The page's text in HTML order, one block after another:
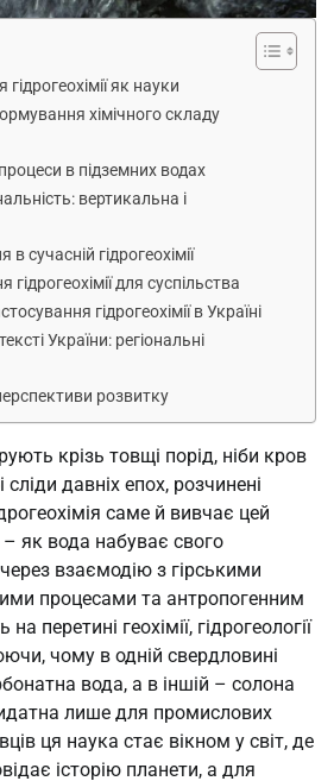
як науки
хімічного складу
в підземних водах
вертикальна і
сучасній гідрогеохімії
для суспільства
гідрогеохімії в Україні
України: регіональні
розвитку
крізь товщі порід, ніби кров
давніх епох, розчинені
саме й вивчає цей
– як вода набуває свого
взаємодію з гірськими
процесами та антропогенним
перетині геохімії, гідрогеології
чому в одній свердловині
вода, а в іншій – солона
лише для промислових
ця наука стає вікном у світ, де
історію планети, а для